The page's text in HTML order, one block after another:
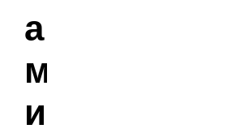
а
м
и